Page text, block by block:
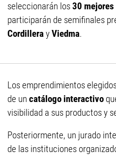
seleccionarán los30
participarán de semifinales
CordillerayViedma.
Los emprendimientos
de un catálogo interactivo
visibilidad a sus productos y
Posteriormente, un jurado
de las instituciones